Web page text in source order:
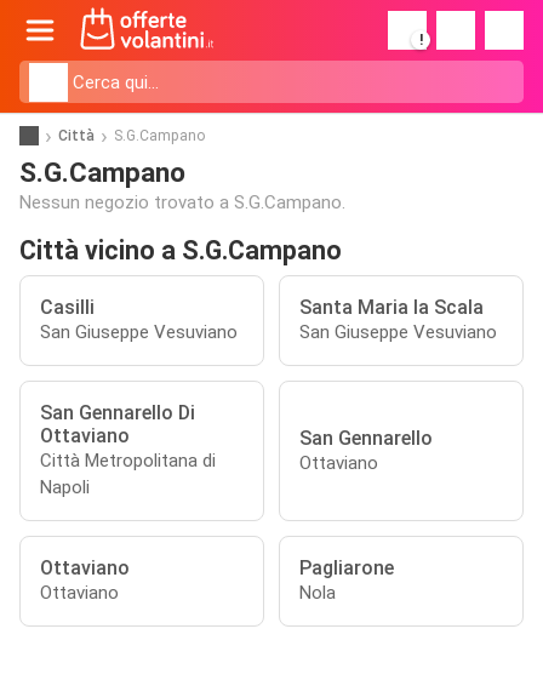
!
Città S.G.Campano
S.G.Campano
Nessun negozio trovato a S.G.Campano.
Città vicino a S.G.Campano
Casilli
San Giuseppe Vesuviano
Santa Maria la Scala
San Giuseppe Vesuviano
San Gennarello Di
Ottaviano
Città Metropolitana di
Napoli
San Gennarello
Ottaviano
Ottaviano
Ottaviano
Pagliarone
Nola